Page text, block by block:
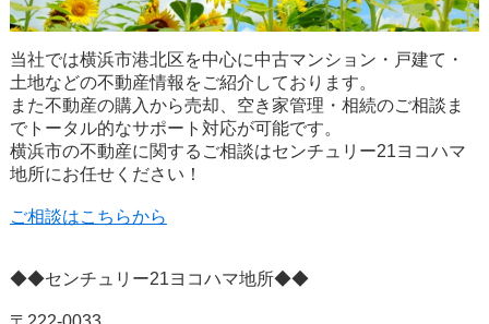
当社では横浜市港北区を中心に中古マンション・戸建て・
土地などの不動産情報をご紹介しております。
また不動産の購入から売却、空き家管理・相続のご相談ま
でトータル的なサポート対応が可能です。
横浜市の不動産に関するご相談はセンチュリー21ヨコハマ
地所にお任せください！
ご相談はこちらから
◆◆センチュリー21ヨコハマ地所◆◆